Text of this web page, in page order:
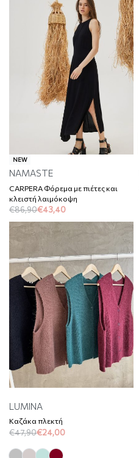
NEW
NAMASTE
CARPERA Φόρεμα με πιέτες και
κλειστή λαιμόκοψη
€86,90€43,40
LUMINA
Καζάκα πλεκτή
€47,90€24,00